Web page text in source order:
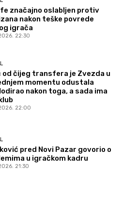
značajno oslabljen protiv
nakon teške povrede
igrača
22:30
od čijeg transfera je Zvezda u
momentu odustala
nakon toga, a sada ima
22:00
pred Novi Pazar govorio o
u igračkom kadru
21:30